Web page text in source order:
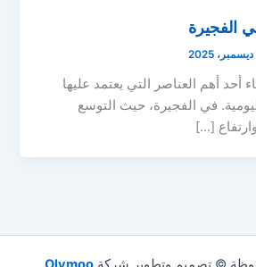
الفجيرة
أحد أهم العناصر التي يعتمد عليها
في الفجيرة، حيث التوسع
[…]